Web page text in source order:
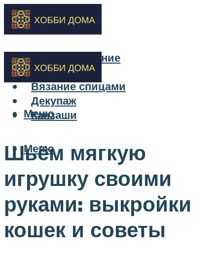
Бисероплетение
Вышивка
Вязание спицами
Декупаж
Канзаши
Меню
Меню
Шьём мягкую
игрушку своими
руками: выкройки
кошек и советы